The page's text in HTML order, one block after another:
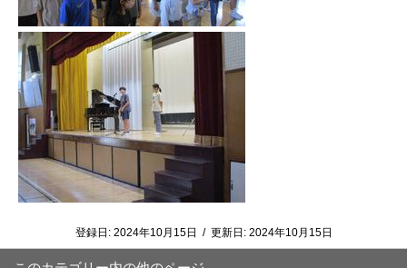
登録日: 2024年10月15日 / 更新日: 2024年10月15日